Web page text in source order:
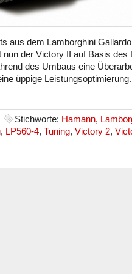
aus dem Lamborghini
nun der Victory II auf Basis des
des Umbaus eine
üppige Leistungsoptimierung.
Stichworte: Hamann,
, LP560-4, Tuning, Victory 2,